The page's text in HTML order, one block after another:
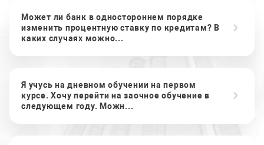
Может ли банк в одностороннем порядке
изменить процентную ставку по кредитам? В
каких случаях можно...
Я учусь на дневном обучении на первом
курсе. Хочу перейти на заочное обучение в
следующем году. Можн...